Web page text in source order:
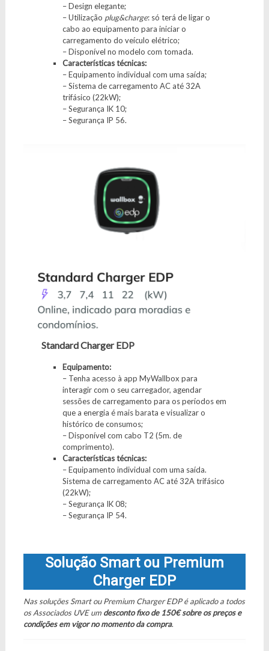
– Design elegante;
– Utilização plug&charge: só terá de ligar o
cabo ao equipamento para iniciar o
carregamento do veículo elétrico;
– Disponível no modelo com tomada.
Características técnicas:
– Equipamento individual com uma saída;
– Sistema de carregamento AC até 32A
trifásico (22kW);
– Segurança IK 10;
– Segurança IP 56.
Standard Charger EDP
Equipamento:
– Tenha acesso à app MyWallbox para
interagir com o seu carregador, agendar
sessões de carregamento para os períodos em
que a energia é mais barata e visualizar o
histórico de consumos;
– Disponível com cabo T2 (5m. de
comprimento).
Características técnicas:
– Equipamento individual com uma saída.
Sistema de carregamento AC até 32A trifásico
(22kW);
– Segurança IK 08;
– Segurança IP 54.
Solução Smart ou Premium
Charger EDP
Nas soluções Smart ou Premium Charger EDP é aplicado a todos
os Associados UVE um desconto fixo de 150€ sobre os preços e
condições em vigor no momento da compra.